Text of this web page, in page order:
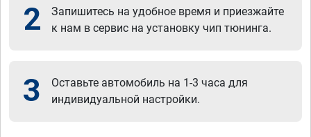
2
Запишитесь на удобное время и приезжайте
к нам в сервис на установку чип тюнинга.
3
Оставьте автомобиль на 1-3 часа для
индивидуальной настройки.